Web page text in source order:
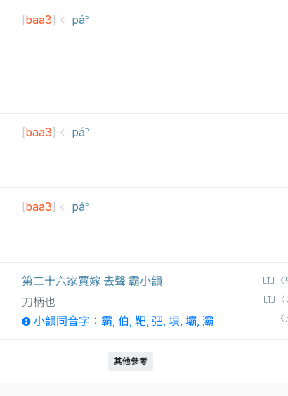
[baa3] pá꜄
[baa3] pá꜄
[baa3] pá꜄
第二十六家賈嫁 去聲 霸小韻
刀柄也
小韻同音字：霸, 伯, 靶, 弝, 垻, 壩, 灞
其他參考